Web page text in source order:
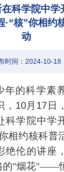
科学院中学
·“核”你相约
动
时间：2024-10-18
年的科学素
10月 17 日，
科学院中学
相约核科普
绝伦的讲座
的"烟花"——